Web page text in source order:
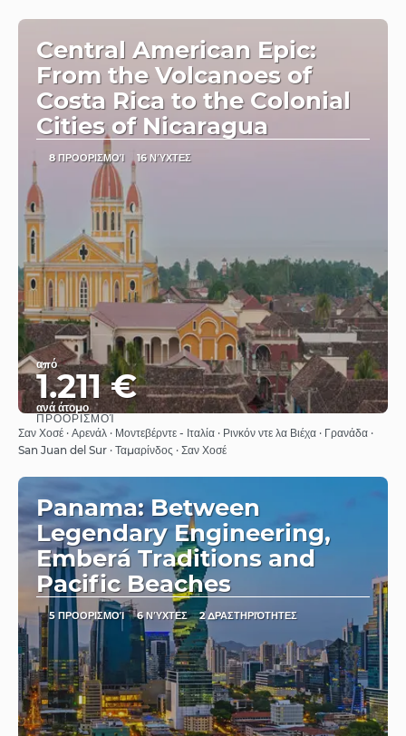
Central American Epic:
From the Volcanoes of
Costa Rica to the Colonial
Cities of Nicaragua
8 ΠΡΟΟΡΙΣΜΟΊ 16 ΝΎΧΤΕΣ
από
1.211 €
ανά άτομο
Βλέπω
ΠΡΟΟΡΙΣΜΟΊ
Σαν Χοσέ · Αρενάλ · Μοντεβέρντε - Ιταλία · Ρινκόν ντε λα Βιέχα · Γρανάδα ·
San Juan del Sur · Ταμαρίνδος · Σαν Χοσέ
Panama: Between
Legendary Engineering,
Emberá Traditions and
Pacific Beaches
5 ΠΡΟΟΡΙΣΜΟΊ 6 ΝΎΧΤΕΣ 2 ΔΡΑΣΤΗΡΙΌΤΗΤΕΣ